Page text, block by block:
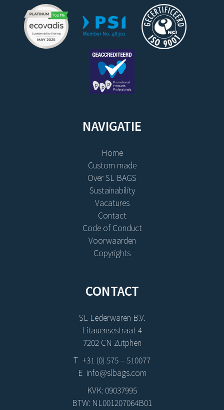
NAVIGATIE
Home
Custom made
Over SL BAGS
Sustainability
Vacatures
Contact
Code of Conduct
Voorwaarden
Copyrights
CONTACT
SL Lederwaren B.V.
Litauensestraat 4
7202 CN Zutphen
T +31 (0) 575 – 510077
E info@slbags.com
KVK: 09037995
BTW: NL001207064B01